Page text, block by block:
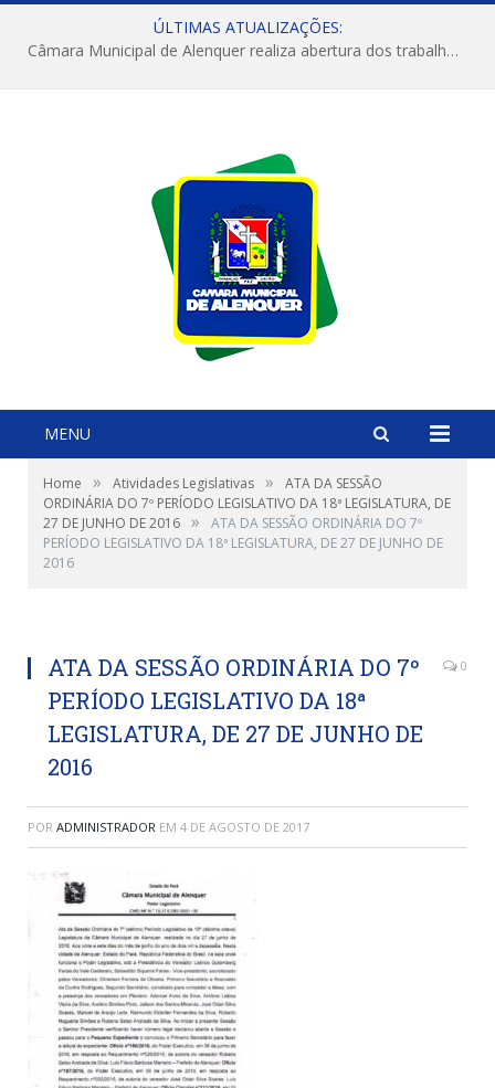
ÚLTIMAS ATUALIZAÇÕES:
Câmara Municipal de Alenquer realiza abertura dos trabalhos do 4º Período Legislativo
MENU
Home » Atividades Legislativas »
ATA DA SESSÃO
ORDINÁRIA DO 7º PERÍODO LEGISLATIVO DA 18ª LEGISLATURA, DE
27 DE JUNHO DE 2016 »
ATA DA SESSÃO ORDINÁRIA DO 7º
PERÍODO LEGISLATIVO DA 18ª LEGISLATURA, DE 27 DE JUNHO DE
2016
ATA DA SESSÃO ORDINÁRIA DO 7º
PERÍODO LEGISLATIVO DA 18ª
LEGISLATURA, DE 27 DE JUNHO DE
2016
0
POR ADMINISTRADOR EM 4 DE AGOSTO DE 2017